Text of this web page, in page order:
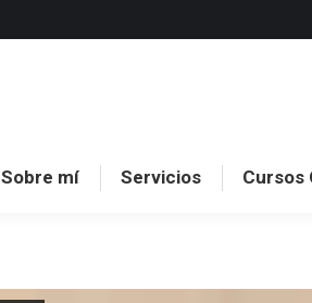
Sobre mí Servicios Cursos
Inicio Sobre mí